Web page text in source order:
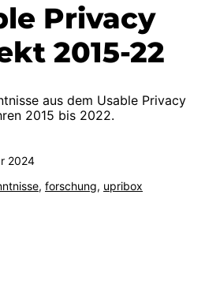
Privacy
2015-22
aus dem Usable Privacy
2015 bis 2022.
2024
, forschung, upribox